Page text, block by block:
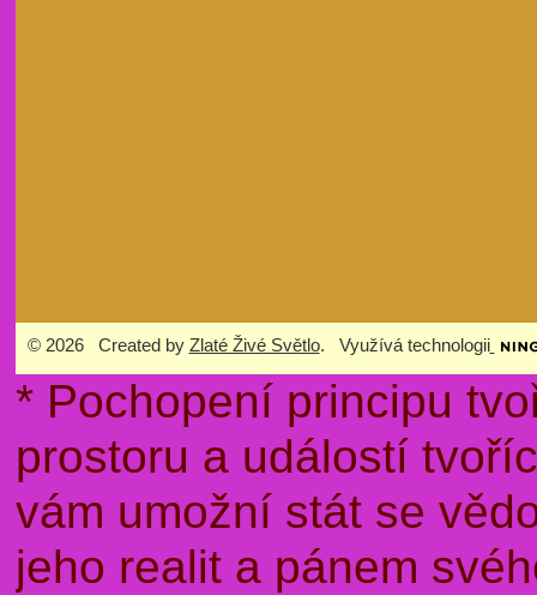
© 2026 Created by Zlaté Živé Světlo. Využívá technologii
* Pochopení principu
prostoru a událostí
vám umožní stát se
jeho realit a pánem